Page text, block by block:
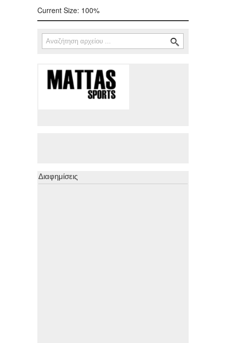
Current Size: 100%
Φόρμα αναζήτησης
Αναζήτηση
Διαφημίσεις